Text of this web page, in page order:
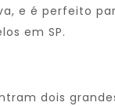
e é perfeito
em SP.
dois